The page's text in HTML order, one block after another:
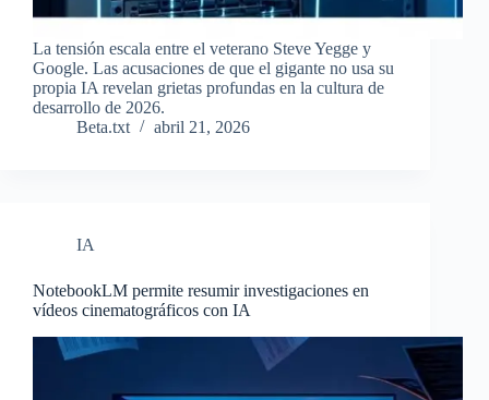
La tensión escala entre el veterano Steve Yegge y
Google. Las acusaciones de que el gigante no usa su
propia IA revelan grietas profundas en la cultura de
desarrollo de 2026.
Beta.txt
abril 21, 2026
IA
NotebookLM permite resumir investigaciones en
vídeos cinematográficos con IA